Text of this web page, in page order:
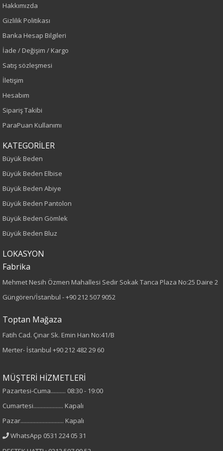
Sezon
İlkbahar-Yaz
Yaş Grubu
Kalıp
Büyük Beden
Boy
Kumaş Tipi
Desen
Taşlı
%100 Pamuk
Yaka Tipi
V Yaka
Kadın
Kol Tipi
Hakkımızda
Gizlilik Politikası
Banka Hesap Bilgileri
İade / Değişim / Kargo
Satış sözleşmesi
İletişim
Hesabım
Sipariş Takibi
ParaPuan Kullanımı
KATEGORİLER
Büyük Beden
Büyük Beden Elbise
Büyük Beden Abiye
Büyük Beden Pantolon
Büyük Beden Gömlek
Büyük Beden Bluz
LOKASYON
Fabrika
Mehmet Nesih Özmen Mahallesi Sedir Sokak Tanca Plaza No:25 Daire 2
Güngören/İstanbul -+90 212 507 9052
Toptan Mağaza
Fatih Cad. Çınar Sk. Emin Han No:41/B
Merter- İstanbul +90 212 482 29 60
MÜŞTERİ HİZMETLERİ
Pazartesi-Cuma.......... 08:30 - 19:00
Cumartesi.................... Kapalı
Pazar............................. Kapalı
WhatsApp 0531 224 05 31